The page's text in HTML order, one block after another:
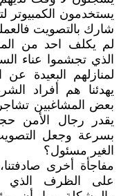
يستخدمون
شارك بالتصويت
لم يكلف احد من
الذي تجشموا عناء
لمنازلهم البعيدة
يهدئنا هم أفراد
بعض المشاغبين
يقدر رجال الأمن
بسرعة وجعل
الغير مسئول؟
مفاجأة أخرى
على الظرف الذي